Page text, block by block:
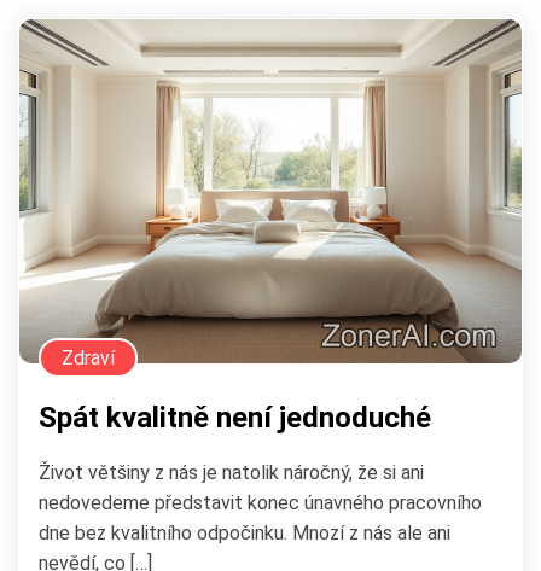
Zdraví
Spát kvalitně není jednoduché
Život většiny z nás je natolik náročný, že si ani
nedovedeme představit konec únavného pracovního
dne bez kvalitního odpočinku. Mnozí z nás ale ani
nevědí, co […]